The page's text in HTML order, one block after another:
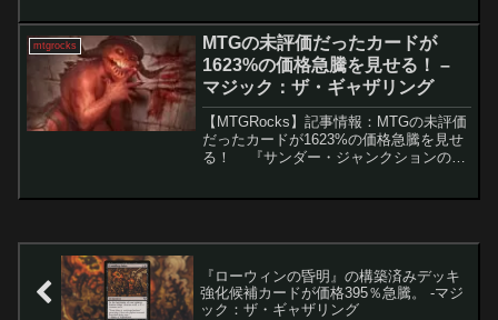
寄せる中でも、エルフ・部族デッキの人
気は衰えず、...
mtgrocks
MTGの未評価だったカードが
1623%の価格急騰を見せる！ –
マジック：ザ・ギャザリング
【MTGRocks】記事情報：MTGの未評価
だったカードが1623%の価格急騰を見せ
る！ 『サンダー・ジャンクションの無
『ローウィンの昏明』の構築済みデッキ
強化候補カードが価格395％急騰。 -マジ
ック：ザ・ギャザリング